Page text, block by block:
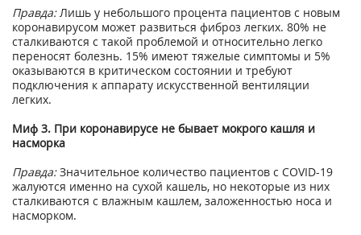
Правда:Лишь у небольшого процента пациентов с новым
коронавирусом может развиться фиброз легких. 80% не
сталкиваются с такой проблемой и относительно легко
переносят болезнь. 15% имеют тяжелые симптомы и 5%
оказываются в критическом состоянии и требуют
подключения к аппарату искусственной вентиляции
легких.
Миф 3. При коронавирусе не бывает мокрого кашля и
насморка
Правда:Значительное количество пациентов с COVID-19
жалуются именно на сухой кашель, но некоторые из них
сталкиваются с влажным кашлем, заложенностью носа и
насморком.